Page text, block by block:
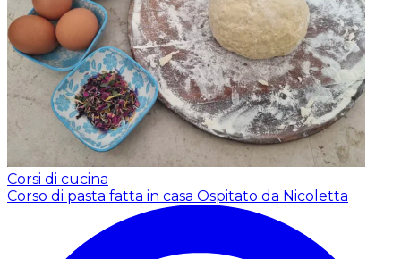
Corsi di cucina
Corso di pasta fatta in casa Ospitato da Nicoletta